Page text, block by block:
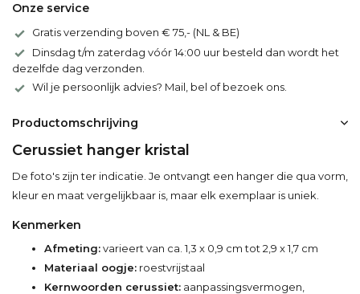
Onze service
Gratis verzending boven € 75,- (NL & BE)
Dinsdag t/m zaterdag vóór 14:00 uur besteld dan wordt het
dezelfde dag verzonden.
Wil je persoonlijk advies? Mail, bel of bezoek ons.
Productomschrijving
Cerussiet hanger kristal
De foto's zijn ter indicatie. Je ontvangt een hanger die qua vorm,
kleur en maat vergelijkbaar is, maar elk exemplaar is uniek.
Kenmerken
Afmeting:varieert van ca. 1,3 x 0,9 cm tot 2,9 x 1,7 cm
Materiaal oogje: roestvrijstaal
Kernwoorden cerussiet: aanpassingsvermogen,